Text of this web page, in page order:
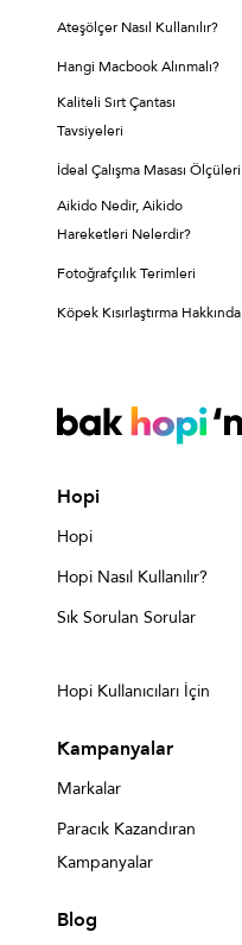
Ateşölçer Nasıl Kullanılır?
Hangi Macbook Alınmalı?
Kaliteli Sırt Çantası
Tavsiyeleri
İdeal Çalışma Masası Ölçüleri
Aikido Nedir, Aikido
Hareketleri Nelerdir?
Fotoğrafçılık Terimleri
Köpek Kısırlaştırma Hakkında
Hopi
Hopi
Hopi Nasıl Kullanılır?
Sık Sorulan Sorular
Hopi Kullanıcıları İçin
Kampanyalar
Markalar
Paracık Kazandıran
Kampanyalar
Blog